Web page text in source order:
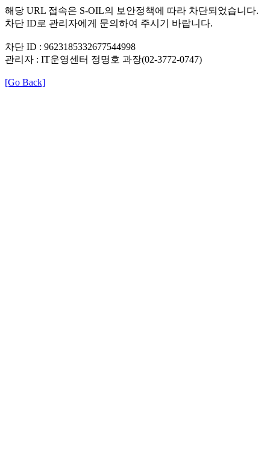
해당 URL 접속은 S-OIL의 보안정책에 따라 차단되었습니다.
차단 ID로 관리자에게 문의하여 주시기 바랍니다.
차단 ID : 9623185332677544998
관리자 : IT운영센터 정명호 과장(02-3772-0747)
[Go Back]